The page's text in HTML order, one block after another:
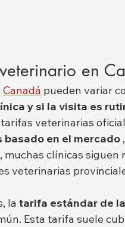
en
Canadá pueden variar
y si la visita es
veterinarias
basado en el mercado
clínicas siguen
veterinarias
la tarifa estándar de
Esta tarifa suele